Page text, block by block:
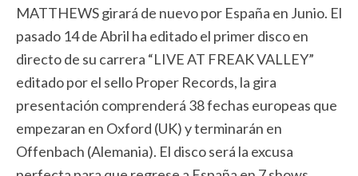
MATTHEWS girará de nuevo por España en Junio. El
pasado 14 de Abril ha editado el primer disco en
directo de su carrera “LIVE AT FREAK VALLEY”
editado por el sello Proper Records, la gira
presentación comprenderá 38 fechas europeas que
empezaran en Oxford (UK) y terminarán en
Offenbach (Alemania). El disco será la excusa